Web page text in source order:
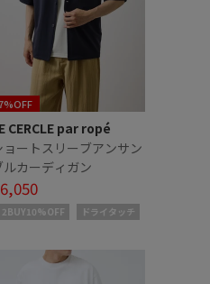
CERCLE par ropé
ョートスリーブアンサン
ルカーディガン
2BUY10%OFF ドライタッチ